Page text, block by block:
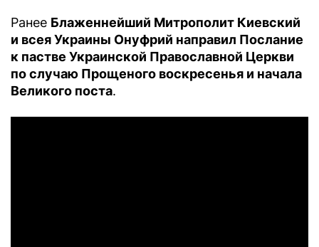
Ранее Блаженнейший Митрополит Киевский
и всея Украины Онуфрий направил Послание
к пастве Украинской Православной Церкви
по случаю Прощеного воскресенья и начала
Великого поста.